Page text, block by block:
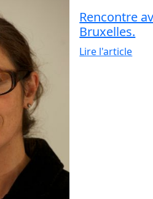
Rencontre
Bruxelles.
Lire l'article